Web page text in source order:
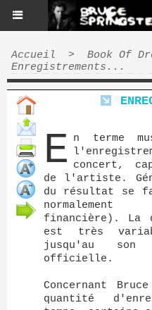
Accueil > Book Of
Enregistrements...
E n terme
concert,
de l'artiste.
du résultat se
financière). La
est très
jusqu'au son
officielle.
Concernant
quantité